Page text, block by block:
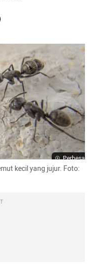
Perbesar
kecil yang jujur. Foto: